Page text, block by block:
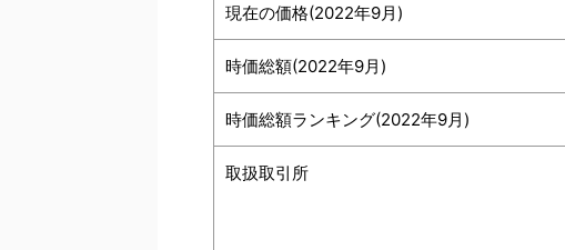
現在の価格(2022年9月)
時価総額(2022年9月)
時価総額ランキング(2022年9月)
取扱取引所